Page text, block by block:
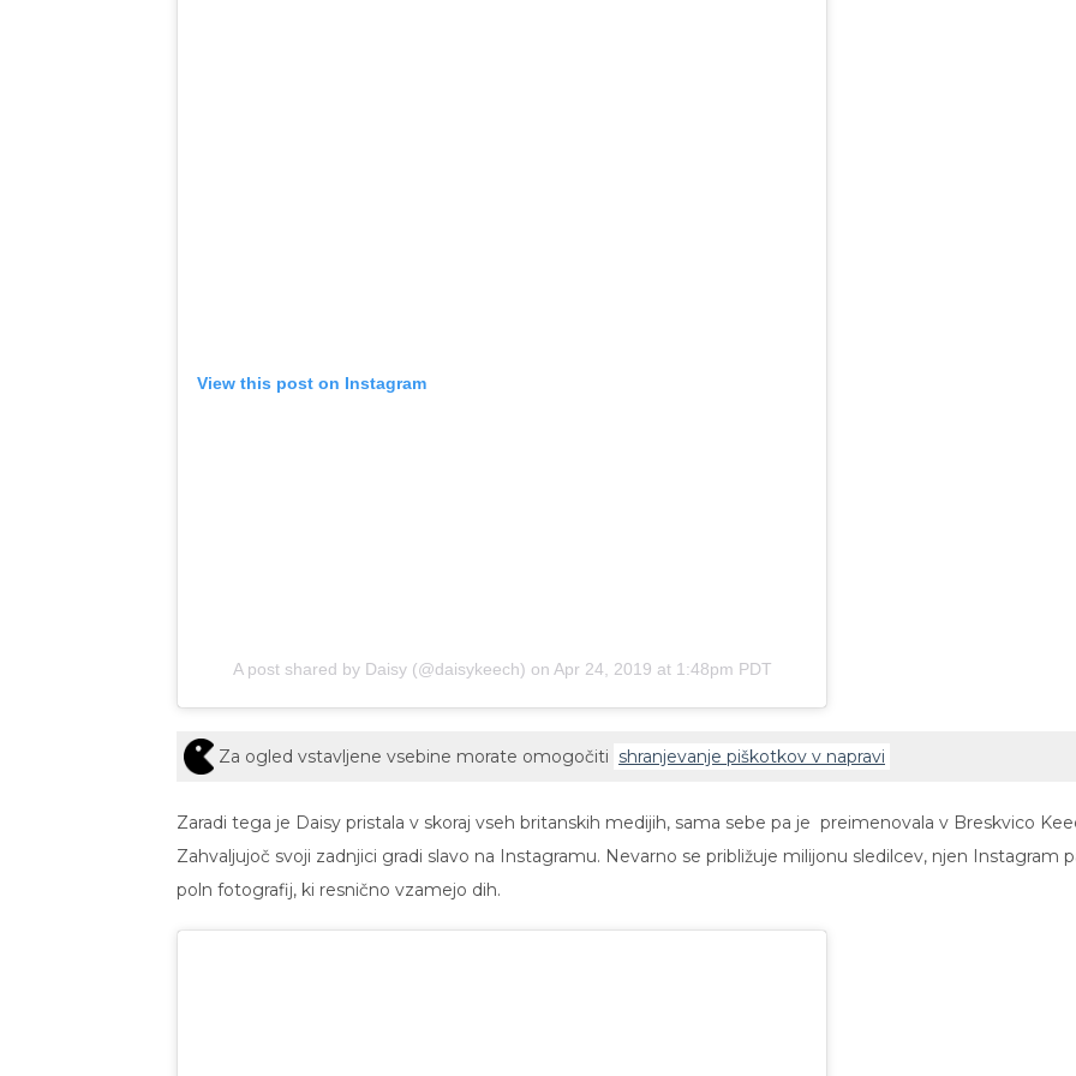
View this post on Instagram
A post shared by Daisy (@daisykeech) on Apr 24, 2019 at 1:48pm PDT
Za ogled vstavljene vsebine morate omogočiti shranjevanje piškotkov v napravi
Zaradi tega je Daisy pristala v skoraj vseh britanskih medijih, sama sebe pa je preimenovala v Breskvico
Zahvaljujoč svoji zadnjici gradi slavo na Instagramu. Nevarno se približuje milijonu sledilcev, njen Instagram
poln fotografij, ki resnično vzamejo dih.